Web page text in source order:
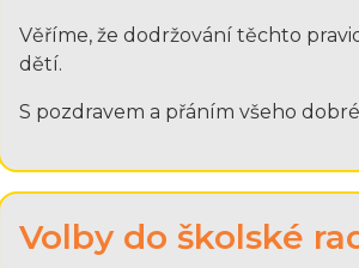
Věříme, že dodržování těchto
dětí.
S pozdravem a přáním všeho
Volby do školské